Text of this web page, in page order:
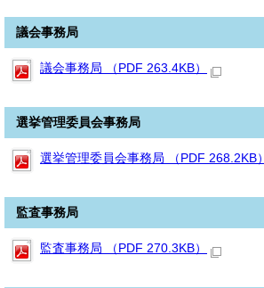
議会事務局
議会事務局 （PDF 263.4KB）
選挙管理委員会事務局
選挙管理委員会事務局 （PDF 268.2KB）
監査事務局
監査事務局 （PDF 270.3KB）